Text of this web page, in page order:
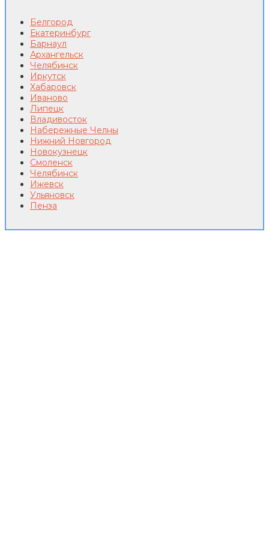
Белгород
Екатеринбург
Барнаул
Архангельск
Челябинск
Иркутск
Хабаровск
Иваново
Липецк
Владивосток
Набережные Челны
Нижний Новгород
Новокузнецк
Смоленск
Челябинск
Ижевск
Ульяновск
Пенза